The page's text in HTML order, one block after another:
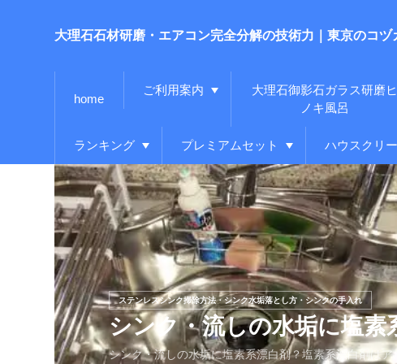
大理石石材研磨・エアコン完全分解の技術力｜東京のコヅ
home
ご利用案内
大理石御影石ガラス研磨ヒ
ノキ風呂
ランキング プレミアムセット ハウスクリ
シンク・流しの水垢に塩
シンク・流しの水垢に塩素系漂白剤？塩素系漂白剤は
ステンレスシンク掃除方法・シンク水垢落とし方・シンクの手入れ